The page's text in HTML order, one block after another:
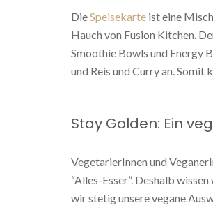
DieSpeisekarte ist eine
Hauch von Fusion Kitchen.
Smoothie Bowls und Energy
und Reis und Curry an. Somit
Stay Golden: Ein
VegetarierInnen und
“Alles-Esser”. Deshalb
wir stetig unsere vegane